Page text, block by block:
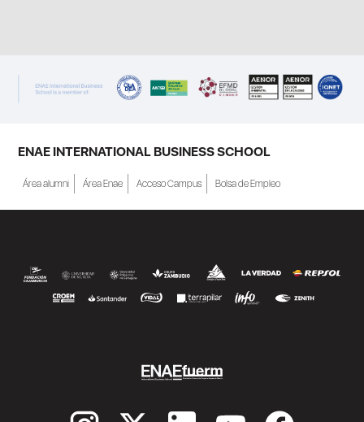
ENAE INTERNATIONAL BUSINESS SCHOOL
Área alumni Área Enae Acceso Campus Bolsa de Empleo